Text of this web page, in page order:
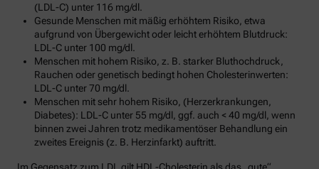
(LDL-C) unter 116 mg/dl.
Gesunde Menschen mit mäßig erhöhtem Risiko, etwa
aufgrund von Übergewicht oder leicht erhöhtem Blutdruck:
LDL-C unter 100 mg/dl.
Menschen mit hohem Risiko, z. B. starker Bluthochdruck,
Rauchen oder genetisch bedingt hohen Cholesterinwerten:
LDL-C unter 70 mg/dl.
Menschen mit sehr hohem Risiko, (Herzerkrankungen,
Diabetes): LDL-C unter 55 mg/dl, ggf. auch < 40 mg/dl, wenn
binnen zwei Jahren trotz medikamentöser Behandlung ein
zweites Ereignis (z. B. Herzinfarkt) auftritt.
Im Gegensatz zum LDL gilt HDL-Cholesterin als das „gute“